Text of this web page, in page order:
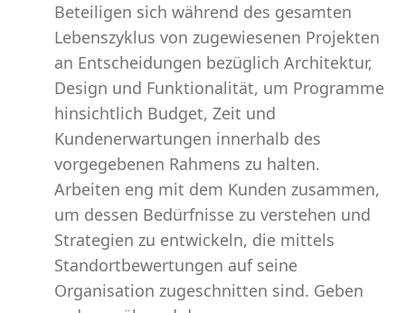
Beteiligen sich während des gesamten
Lebenszyklus von zugewiesenen Projekten
an Entscheidungen bezüglich Architektur,
Design und Funktionalität, um Programme
hinsichtlich Budget, Zeit und
Kundenerwartungen innerhalb des
vorgegebenen Rahmens zu halten.
Arbeiten eng mit dem Kunden zusammen,
um dessen Bedürfnisse zu verstehen und
Strategien zu entwickeln, die mittels
Standortbewertungen auf seine
Organisation zugeschnitten sind. Geben